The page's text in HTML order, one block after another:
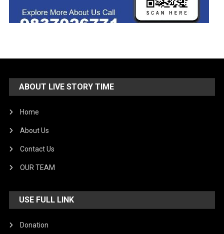
ABOUT LIVE STORY TIME
Home
About Us
Contact Us
OUR TEAM
USE FULL LINK
Donation